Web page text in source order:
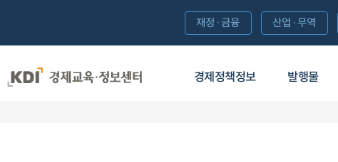
경제정책정보 발행물
재정·금융 산업·무역